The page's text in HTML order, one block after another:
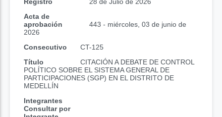
Acta de
aprobación
443 - miércoles, 03 de junio de
2026
Consecutivo
CT-125
Título
CITACIÓN A DEBATE DE CONTROL
POLÍTICO SOBRE EL SISTEMA GENERAL DE
PARTICIPACIONES (SGP) EN EL DISTRITO DE
MEDELLÍN
Integrantes
Consultar por